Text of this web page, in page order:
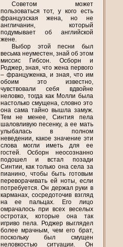
Советом может
пользоваться тот, у кого есть
французская жена, но не
англичанин, который
подумывает об английской
жене.
Выбор этой песни был
весьма неуместен, знай об этом
миссис Гибсон. Осборн и
Роджер, зная, что жена первого
– француженка, и зная, что им
обоим это известно,
чувствовали себя вдвойне
неловко, тогда как Молли была
настолько смущена, словно это
она сама тайно вышла замуж.
Тем не менее, Синтия пела
шаловливую песенку, а ее мать
улыбалась в полном
неведении, какое значение эти
слова могли иметь для ее
гостей. Осборн неосознанно
подошел и встал позади
Синтии, как только она села за
пианино, чтобы быть готовым
переворачивать ей ноты, если
потребуется. Он держал руки в
карманах, сосредоточив взгляд
на ее пальцах. Его лицо
омрачалось при всех веселых
остротах, которые она так
игриво пела. Роджер выглядел
более мрачным, чем его брат,
поскольку был смущен
неловкостью ситуации. Он